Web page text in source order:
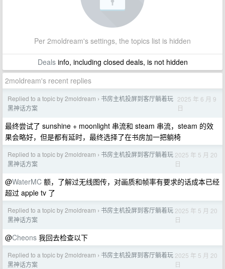
Per 2moldream's settings, the topics list is hidden
Dealsinfo, including closed deals, is not hidden
2moldream's recent replies
Replied to a topic by 2moldream › 书房主机投屏到客厅躺着玩
黑神话方案
2025 年 6 月 9
日
最终尝试了 sunshine + moonlight 串流和 steam 串流，steam 的效
果会略好，但是都有延时，最终选择了在书房加一把躺椅
Replied to a topic by 2moldream › 书房主机投屏到客厅躺着玩
黑神话方案
2025 年 5 月 20
日
@WaterMC 额，了解过无线图传，对画质和帧率有要求的话成本已经
超过 apple tv 了
Replied to a topic by 2moldream › 书房主机投屏到客厅躺着玩
黑神话方案
2025 年 5 月 20
日
@Cheons 我回去检查以下
Replied to a topic by 2moldream › 书房主机投屏到客厅躺着玩
黑神话方案
2025 年 5 月 20
日